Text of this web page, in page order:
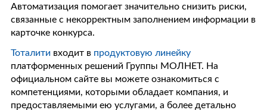
Автоматизация помогает значительно снизить риски,
связанные с некорректным заполнением информации в
карточке конкурса.
Тоталити входит в продуктовую линейку
платформенных решений Группы МОЛНЕТ. На
официальном сайте вы можете ознакомиться с
компетенциями, которыми обладает компания, и
предоставляемыми ею услугами, а более детально